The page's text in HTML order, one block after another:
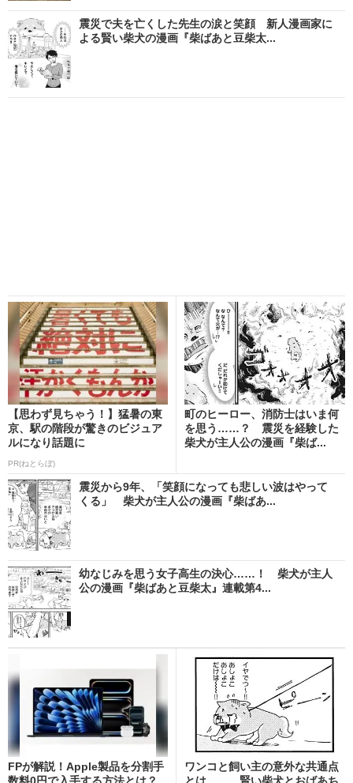
震災で夫を亡くした先生の涙と笑顔 新人漫画家に
よる賢い柴犬の漫画『柴ばあと豆柴太...
【思わず見ちゃう！】猛暑の東
京、駅の階段が驚きのビジュア
ルになり話題に
PR(ねとらぼ)
町のヒーロー、消防士はいま何
を思う……？ 震災を経験した
柴犬が主人公の漫画『柴ば...
震災から9年、「笑顔になっても悲しい波はやって
くる」 柴犬が主人公の漫画『柴ばあ...
幼なじみを思う女子高生の決心……！ 柴犬が主人
公の漫画『柴ばあと豆柴太』連載第4...
FPが解説！Apple製品を分割手
数料0円で入手する方法とは？
ワンコと飼い主の意外な共通点
とは…… 賢い柴犬とおばあち